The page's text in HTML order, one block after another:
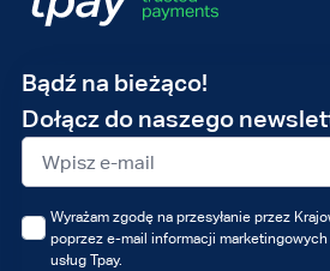
Bądź na bieżąco!
Dołącz do naszego
Adres
e-
mail
Wyrażam zgodę na przesyłanie przez
poprzez e-mail informacji
usług Tpay.